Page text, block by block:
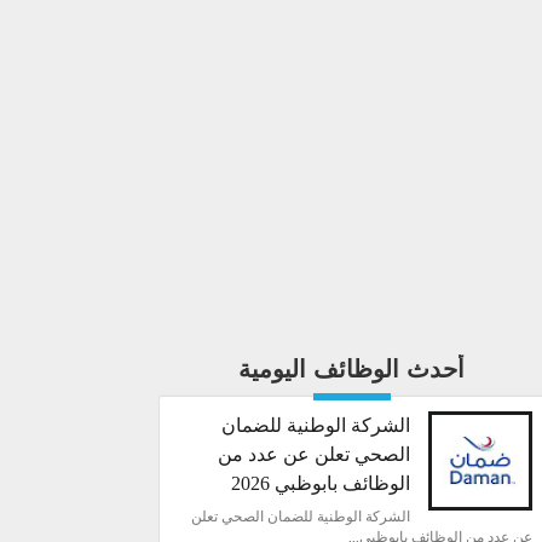
أحدث الوظائف اليومية
الشركة الوطنية للضمان
الصحي تعلن عن عدد من
الوظائف بابوظبي 2026
الشركة الوطنية للضمان الصحي تعلن
عن عدد من الوظائف بابوظبي...